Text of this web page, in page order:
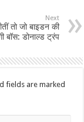
Next
तो जो बाइडन की
बॉस: डोनाल्ड ट्रंप
fields are marked